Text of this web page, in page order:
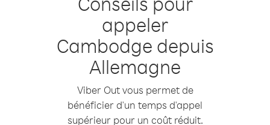
appeler
Cambodge depuis
Allemagne
Viber Out vous permet de
bénéficier d'un temps d'appel
supérieur pour un coût réduit.